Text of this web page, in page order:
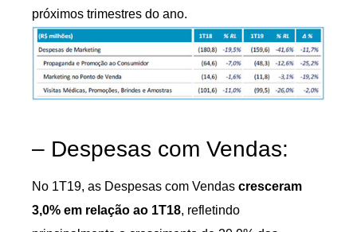
próximos trimestres do ano.
– Despesas com Vendas:
No 1T19, as Despesas com Vendas cresceram
3,0% em relação ao 1T18, refletindo